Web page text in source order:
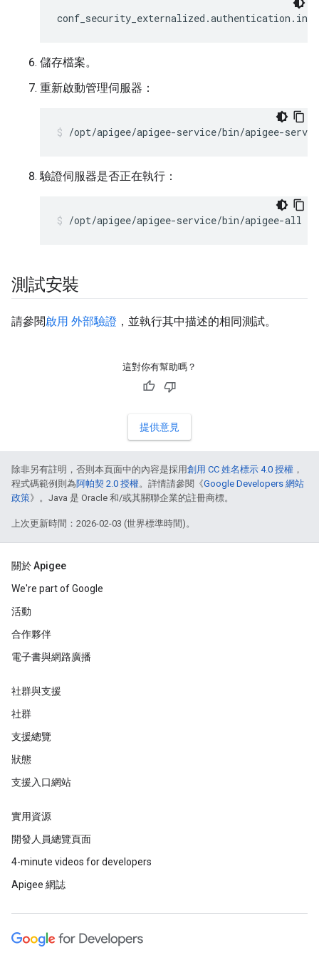
儲存檔案。
重新啟動管理伺服器：
/opt/apigee/apigee-service/bin/apigee-
驗證伺服器是否正在執行：
/opt/apigee/apigee-service/bin/apigee-all
測試安裝
請參閱啟用 外部驗證 ，並執行其中描述的相同測試。
這對你有幫助嗎？
提供意見
除非另有註明，否則本頁面中的內容是採用創用 CC 姓名標示 4.0 授權 ，
程式碼範例則為阿帕契 2.0 授權。詳情請參閱《Google Developers 網站
政策》。Java 是 Oracle 和/或其關聯企業的註冊商標。
上次更新時間：2026-02-03 (世界標準時間)。
關於 Apigee
We're part of Google
活動
合作夥伴
電子書與網路廣播
社群與支援
社群
支援總覽
狀態
支援入口網站
實用資源
開發人員總覽頁面
4-minute videos for developers
Apigee 網誌